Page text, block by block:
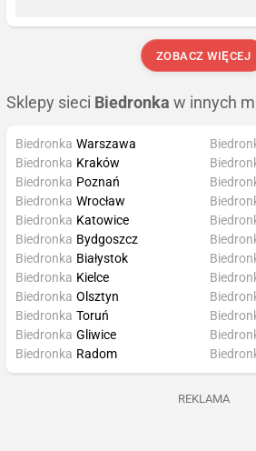
ZOBACZ WIĘCEJ
Sklepy sieci Biedronka w innych
Biedronka Warszawa
Biedronka Kraków
Biedronka Poznań
Biedronka Wrocław
Biedronka Katowice
Biedronka Bydgoszcz
Biedronka Białystok
Biedronka Kielce
Biedronka Olsztyn
Biedronka Toruń
Biedronka Gliwice
Biedronka Radom
REKLAMA